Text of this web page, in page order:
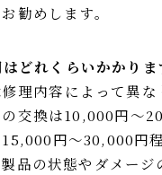
勧めします。
どれくらいかかりま
理内容によって異な
交換は10,000円〜
円〜30,000円
品の状態やダメージ